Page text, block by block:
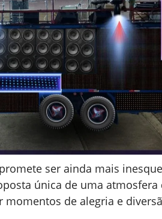
promete ser ainda mais
única de uma
de alegria e